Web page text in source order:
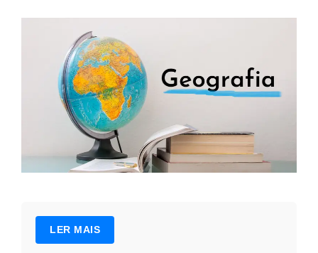
LER MAIS